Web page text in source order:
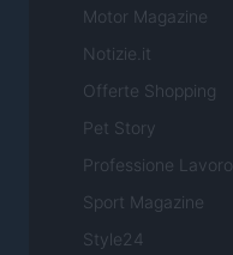
Motor Magazine
Notizie.it
Offerte Shopping
Pet Story
Professione Lavoro
Sport Magazine
Style24